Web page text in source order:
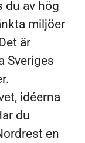
du av hög
miljöer
är
Sveriges
idéerna
du
en